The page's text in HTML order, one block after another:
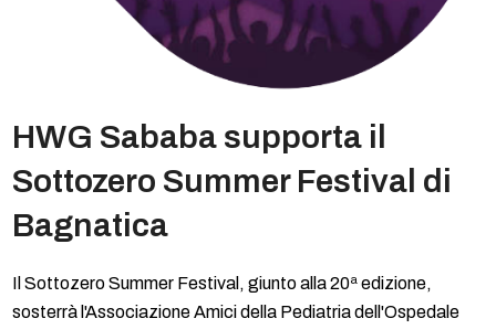
HWG Sababa supporta il
Sottozero Summer Festival di
Bagnatica
Il Sottozero Summer Festival, giunto alla 20ª edizione,
sosterrà l'Associazione Amici della Pediatria dell'Ospedale